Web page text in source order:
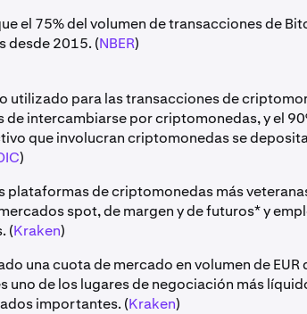
el 75% del volumen de transacciones de
desde 2015. (NBER)
utilizado para las transacciones de
intercambiarse por criptomonedas, y el
que involucran criptomonedas se
)
plataformas de criptomonedas más
spot, de margen y de futuros* y
(Kraken)
una cuota de mercado en volumen de EUR
uno de los lugares de negociación más
importantes. (Kraken)